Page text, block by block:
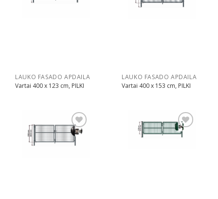
LAUKO FASADO APDAILA
Vartai 400 x 123 cm, PILKI
LAUKO FASADO APDAILA
Vartai 400 x 153 cm, PILKI
Pridėti Pridėti